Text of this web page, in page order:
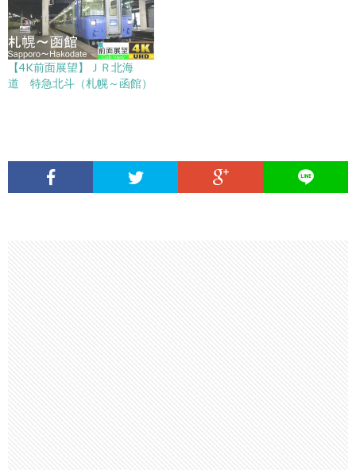
【4K前面展望】ＪＲ北海
道 特急北斗（札幌～函館）